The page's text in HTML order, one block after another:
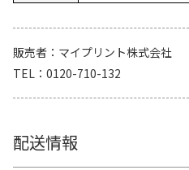
販売者
マイプリント株式会社
TEL
0120-710-132
配送情報